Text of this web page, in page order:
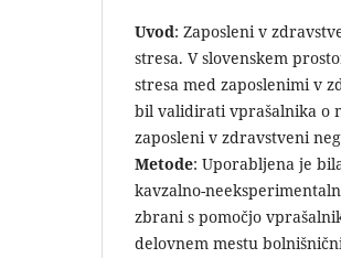
Uvod: Zaposleni v
stresa. V slovenskem
stresa med zaposlenimi v
bil validirati vprašalnika o
zaposleni v zdravstveni
Metode: Uporabljena je
kavzalno-
zbrani s pomočjo
delovnem mestu